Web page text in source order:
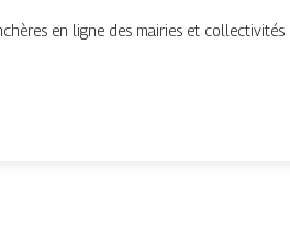
en ligne des mairies et